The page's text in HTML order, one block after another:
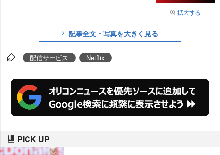
拡大する
記事全文・写真を大きく見る
配信サービス Netflix
PICK UP